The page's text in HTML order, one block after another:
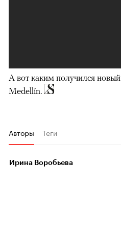
А вот каким получился новый
Medellín.
Авторы Теги
Ирина Воробьева